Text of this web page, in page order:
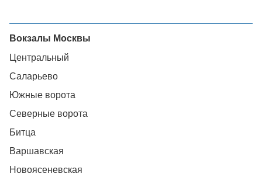
Вокзалы Москвы
Центральный
Саларьево
Южные ворота
Северные ворота
Битца
Варшавская
Новоясеневская